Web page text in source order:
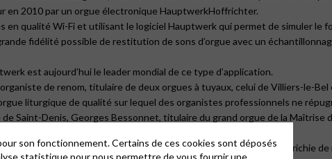
en 2010 par un orgue électronique HauptwerkHoffrichter.
qualité Wi-Fi et utilisant le logiciel Hauptwerk qui permet de simuler le
fidélité possible de restitution de sons d’orgue avec un
est aujourd’hui le leader mondial de ce type d’application.
de renom, titulaire de deux orgues à tuyaux, celui de Villiers-le-
liturgique de qualité sur lequel des organistes professionnels ne
Saint-Denis, Georges Bessonnet, titulaire du grand orgue de la Maîtrise
dizaines d’orgues historiques européennes, sans cesse enrichie de
son fonctionnement. Certains de ces cookies sont déposés
statistique pour nous permettre de vous fournir une